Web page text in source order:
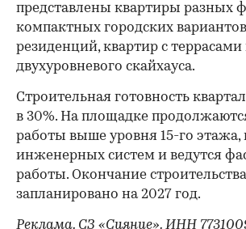
представлены квартиры разных
компактных городских
резиденций, квартир с террасами
двухуровневого скайхауса.
Строительная готовность
в 30%. На площадке
работы выше уровня 15-го
инженерных систем и ведутся
работы. Окончание строительства
запланировано на 2027 год.
Реклама. СЗ «Сияние». ИНН